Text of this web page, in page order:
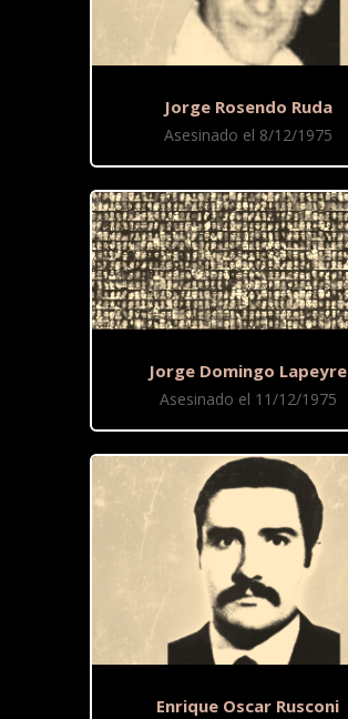
Jorge Rosendo Ruda
Asesinado el 8/12/1975
Jorge Domingo Lapeyre
Asesinado el 11/12/1975
Enrique Oscar Rusconi